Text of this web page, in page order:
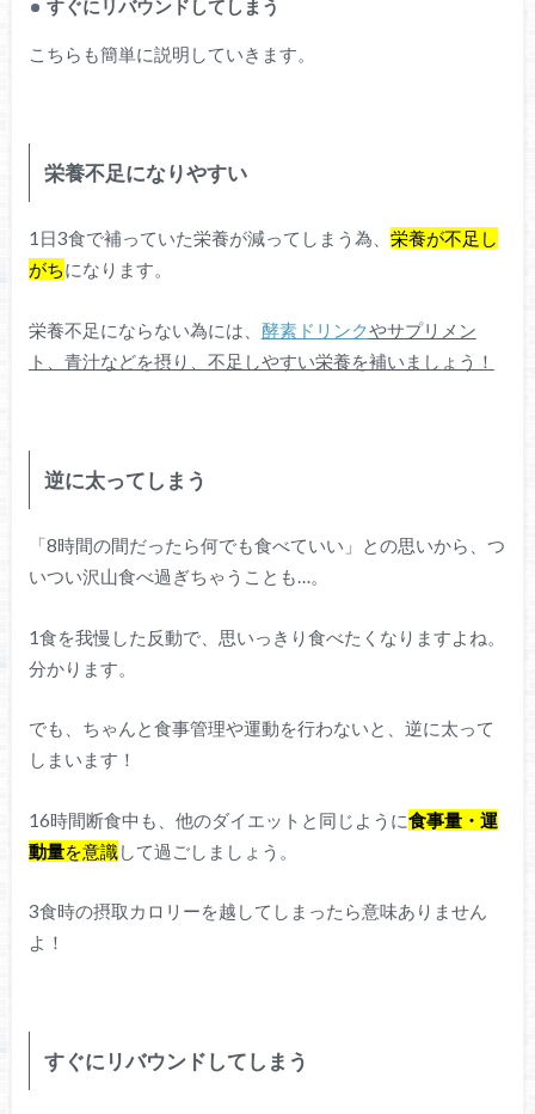
すぐにリバウンドしてしまう
こちらも簡単に説明していきます。
栄養不足になりやすい
1日3食で補っていた栄養が減ってしまう為、 栄養が不足し
がちになります。
栄養不足にならない為には、 酵素ドリンクやサプリメン
ト、青汁などを摂り、不足しやすい栄養を補いましょう！
逆に太ってしまう
「8時間の間だったら何でも食べていい」との思いから、つ
いつい沢山食べ過ぎちゃうことも…。
1食を我慢した反動で、思いっきり食べたくなりますよね。
分かります。
でも、ちゃんと食事管理や運動を行わないと、逆に太って
しまいます！
16時間断食中も、他のダイエットと同じように食事量・運
動量を意識して過ごしましょう。
3食時の摂取カロリーを越してしまったら意味ありません
よ！
すぐにリバウンドしてしまう